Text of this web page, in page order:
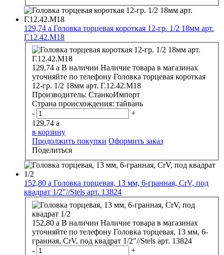
129,74 a Головка торцевая короткая 12-гр. 1/2 18мм арт.
Г.12.42.М18
129,74 a В наличии Наличие товара в магазинах
уточняйте по телефону Головка торцевая короткая
12-гр. 1/2 18мм арт. Г.12.42.М18
Производитель: СтанкоИмпорт
Страна происхождения: тайвань
-
+
129,74 a
в корзину
Продолжить покупки Оформить заказ
Поделиться
152,80 a Головка торцевая, 13 мм, 6-гранная, CrV, под
квадрат 1/2"//Stels арт. 13824
152,80 a В наличии Наличие товара в магазинах
уточняйте по телефону Головка торцевая, 13 мм, 6-
гранная, CrV, под квадрат 1/2"//Stels арт. 13824
-
+